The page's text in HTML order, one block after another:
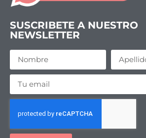
SUSCRIBETE A NUESTRO
NEWSLETTER